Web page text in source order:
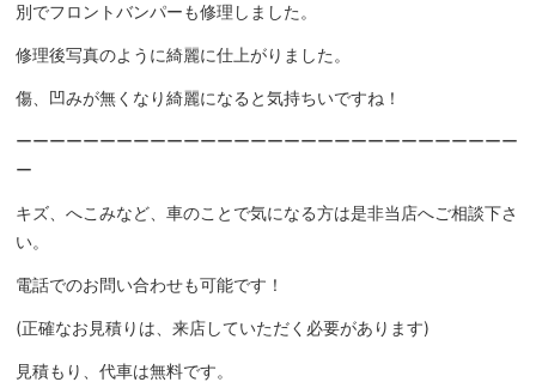
別でフロントバンパーも修理しました。
修理後写真のように綺麗に仕上がりました。
傷、凹みが無くなり綺麗になると気持ちいですね！
ーーーーーーーーーーーーーーーーーーーーーーーーーーーーーー
ー
キズ、へこみなど、車のことで気になる方は是非当店へご相談下さ
い。
電話でのお問い合わせも可能です！
(正確なお見積りは、来店していただく必要があります)
見積もり、代車は無料です。